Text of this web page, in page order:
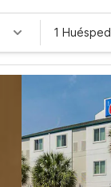
1 Huésped